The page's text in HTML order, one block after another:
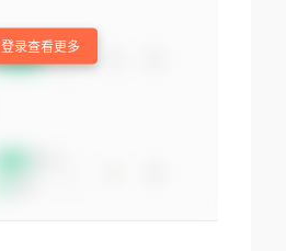
登录查看更多